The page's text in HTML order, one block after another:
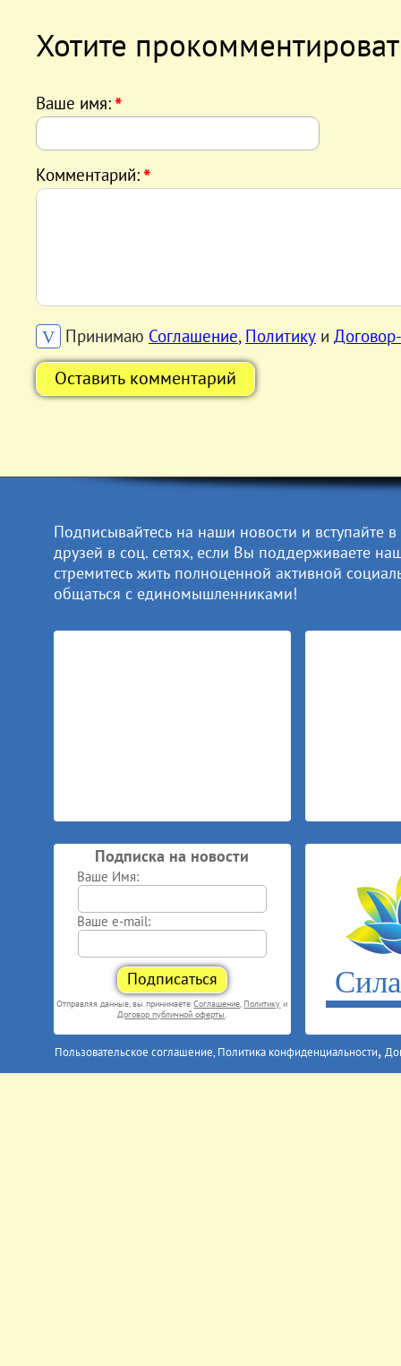
Хотите
Ваше имя: *
Комментарий: *
V Принимаю Соглашение, Политику и
Оставить комментарий
Подписывайтесь на наши новости и вступайте
друзей в соц. сетях, если Вы поддерживаете
стремитесь жить полноценной активной
общаться с единомышленниками!
Подписка на новости
Ваше Имя:
Ваше e-mail:
Подписаться
Отправляя данные, вы принимаетеСоглашение, Политику и
Договор публичной оферты.
Пользовательское соглашение, Политика конфиденциальности,